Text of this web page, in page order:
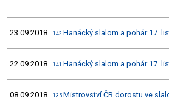
23.09.2018 142 Hanácký slalom a pohár 17.
22.09.2018 141 Hanácký slalom a pohár 17.
08.09.2018 135 Mistrovství ČR dorostu ve